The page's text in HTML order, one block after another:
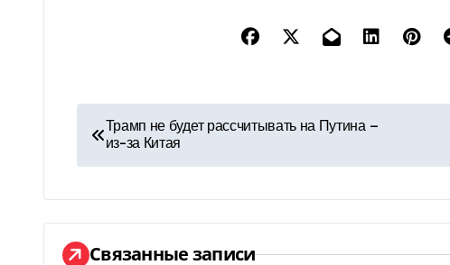
Н
а
в
и
Трамп не будет рассчитывать на Путина —
из-за Китая
Связанные записи